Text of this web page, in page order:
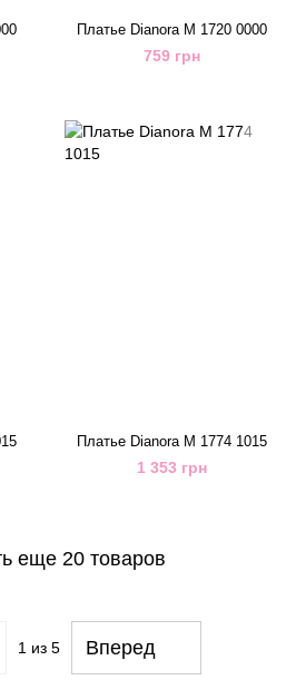
Платье Dianora M 1720 0000
759 грн
Платье Dianora M 1774 1015
1 353 грн
еще 20 товаров
1из 5 Вперед